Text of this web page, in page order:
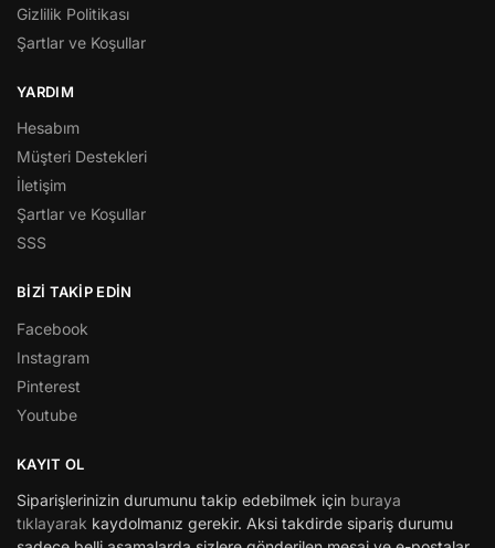
Gizlilik Politikası
Şartlar ve Koşullar
YARDIM
Hesabım
Müşteri Destekleri
İletişim
Şartlar ve Koşullar
SSS
BİZİ TAKİP EDİN
Facebook
Instagram
Pinterest
Youtube
KAYIT OL
Siparişlerinizin durumunu takip edebilmek için buraya
tıklayarak kaydolmanız gerekir. Aksi takdirde sipariş durumu